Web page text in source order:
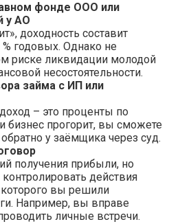
фонде ООО или
у АО
доходность составит
% годовых. Однако не
риске ликвидации молодой
несостоятельности.
займа с ИП или
– это проценты по
бизнес прогорит, вы сможете
у заёмщика через суд.
получения прибыли, но
действия
вы решили
Например, вы вправе
личные встречи.